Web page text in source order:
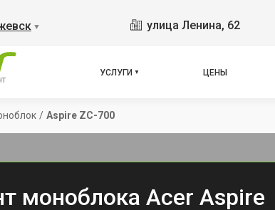
▼ улица Ленина, 62
УСЛУГИ ЦЕНЫ
/ Aspire ZC-700
моноблока Acer Aspire